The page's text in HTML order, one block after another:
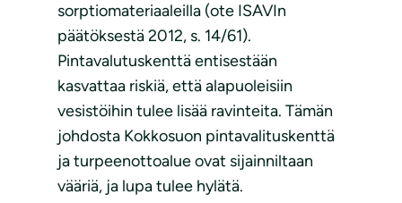
sorptiomateriaaleilla (ote ISAVIn
päätöksestä 2012, s. 14/61).
Pintavalutuskenttä entisestään
kasvattaa riskiä, että alapuoleisiin
vesistöihin tulee lisää ravinteita. Tämän
johdosta Kokkosuon pintavalituskenttä
ja turpeenottoalue ovat sijainniltaan
vääriä, ja lupa tulee hylätä.